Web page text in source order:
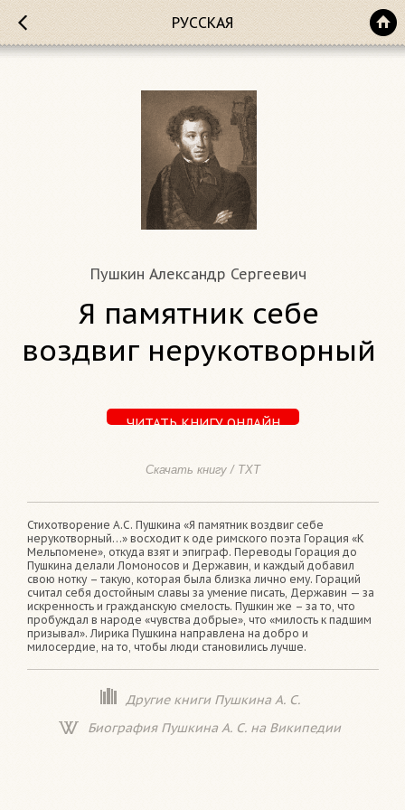
РУССКАЯ
Пушкин Александр Сергеевич
Я памятник себе
воздвиг нерукотворный
ЧИТАТЬ КНИГУ ОНЛАЙН
Скачать книгу / TXT
Стихотворение А.С. Пушкина «Я памятник воздвиг себе
нерукотворный…» восходит к оде римского поэта Горация «К
Мельпомене», откуда взят и эпиграф. Переводы Горация до
Пушкина делали Ломоносов и Державин, и каждый добавил
свою нотку – такую, которая была близка лично ему. Гораций
считал себя достойным славы за умение писать, Державин — за
искренность и гражданскую смелость. Пушкин же – за то, что
пробуждал в народе «чувства добрые», что «милость к падшим
призывал». Лирика Пушкина направлена на добро и
милосердие, на то, чтобы люди становились лучше.
Другие книги Пушкина А. С.
Биография Пушкина А. С. на Википедии